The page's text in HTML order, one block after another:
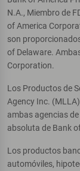
N.A., Miembro de
of America
son
of Delaware.
Corporation.
Los Productos de
Agency Inc.
ambas agencias
absoluta de Bank
Los productos
automóviles,